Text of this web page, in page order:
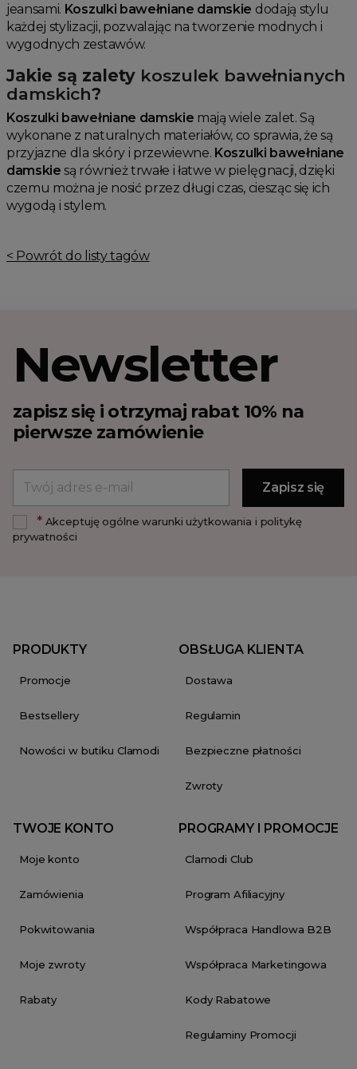
jeansami. Koszulki bawełniane damskie dodają stylu
każdej stylizacji, pozwalając na tworzenie modnych i
wygodnych zestawów.
Jakie są zalety koszulek bawełnianych
damskich?
Koszulki bawełniane damskie mają wiele zalet. Są
wykonane z naturalnych materiałów, co sprawia, że są
przyjazne dla skóry i przewiewne. Koszulki bawełniane
damskie są również trwałe i łatwe w pielęgnacji, dzięki
czemu można je nosić przez długi czas, ciesząc się ich
wygodą i stylem.
< Powrót do listy tagów
Newsletter
zapisz się i otrzymaj rabat 10% na
pierwsze zamówienie
*Akceptuję ogólne warunki użytkowania i politykę
prywatności
PRODUKTY
Promocje
Bestsellery
Nowości w butiku Clamodi
OBSŁUGA KLIENTA
Dostawa
Regulamin
Bezpieczne płatności
Zwroty
TWOJE KONTO
Moje konto
Zamówienia
Pokwitowania
Moje zwroty
Rabaty
PROGRAMY I PROMOCJE
Clamodi Club
Program Afiliacyjny
Współpraca Handlowa B2B
Współpraca Marketingowa
Kody Rabatowe
Regulaminy Promocji